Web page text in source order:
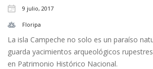
9 julio, 2017
Floripa
La isla Campeche no solo es un paraíso
guarda yacimientos arqueológicos
en Patrimonio Histórico Nacional.